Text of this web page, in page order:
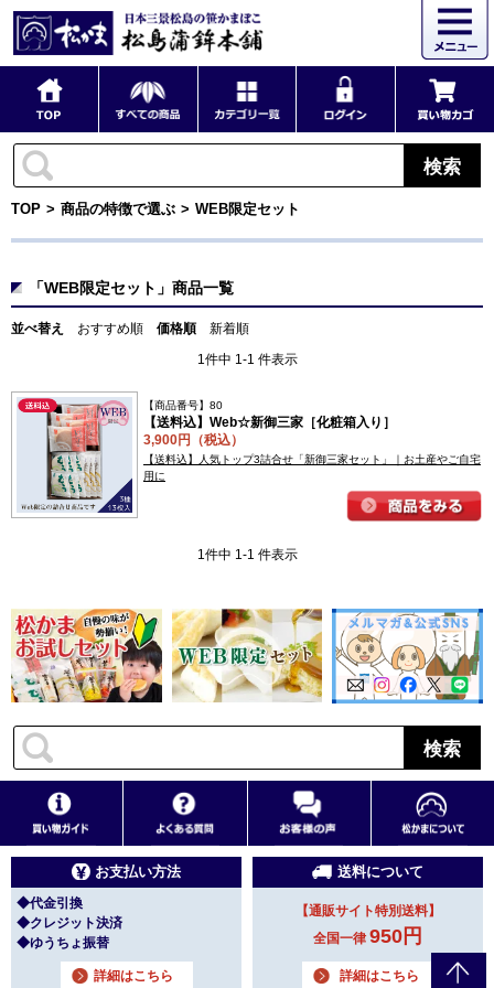
検索
TOP 商品の特徴で選ぶ WEB限定セット
「WEB限定セット」商品一覧
並べ替え おすすめ順 価格順
新着順
1件中 1-1 件表示
【商品番号】80
【送料込】Web☆新御三家［化粧箱入り］
3,900円（税込）
【送料込】人気トップ3詰合せ「新御三家セット」｜お土産やご自宅
用に
1件中 1-1 件表示
検索
お支払い方法
◆代金引換
◆クレジット決済
◆ゆうちょ振替
詳細はこちら
送料について
【通販サイト特別送料】
全国一律 950円
詳細はこちら